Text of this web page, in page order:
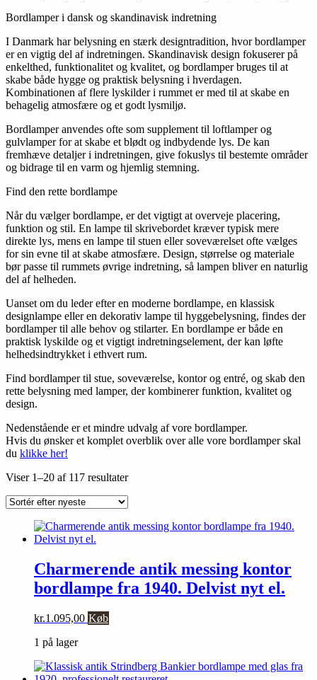
Bordlamper i dansk og skandinavisk indretning
I Danmark har belysning en stærk designtradition, hvor bordlamper
er en vigtig del af indretningen. Skandinavisk design fokuserer på
enkelthed, funktionalitet og kvalitet, og bordlamper bruges til at
skabe både hygge og praktisk belysning i hverdagen.
Kombinationen af flere lyskilder i rummet er med til at skabe en
behagelig atmosfære og et godt lysmiljø.
Bordlamper anvendes ofte som supplement til loftlamper og
gulvlamper for at skabe et blødt og indbydende lys. De kan
fremhæve detaljer i indretningen, give fokuslys til bestemte områder
og bidrage til en varm og hjemlig stemning.
Find den rette bordlampe
Når du vælger bordlampe, er det vigtigt at overveje placering,
funktion og stil. En lampe til skrivebordet kræver typisk mere
direkte lys, mens en lampe til stuen eller soveværelset ofte vælges
for sin evne til at skabe atmosfære. Design, størrelse og materiale
bør passe til rummets øvrige indretning, så lampen bliver en naturlig
del af helheden.
Uanset om du leder efter en moderne bordlampe, en klassisk
designlampe eller en dekorativ lampe til hyggebelysning, findes der
bordlamper til alle behov og stilarter. En bordlampe er både en
praktisk lyskilde og et vigtigt indretningselement, der kan løfte
helhedsindtrykket i ethvert rum.
Find bordlamper til stue, soveværelse, kontor og entré, og skab den
rette belysning med lamper, der kombinerer funktion, kvalitet og
design.
Nedenstående er et mindre udvalg af vore bordlamper.
Hvis du ønsker et komplet overblik over alle vore bordlamper skal
du klikke her!
Viser 1–20 af 117 resultaterSorteret
Charmerende antik messing kontor
bordlampe fra 1940. Delvist nyt el.
kr.1.095,00 Køb
1 på lager